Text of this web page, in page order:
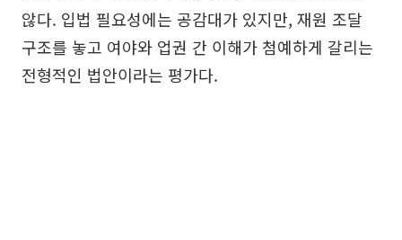
않다. 입법 필요성에는 공감대가 있지만, 재원 조달
구조를 놓고 여야와 업권 간 이해가 첨예하게 갈리는
전형적인 법안이라는 평가다.